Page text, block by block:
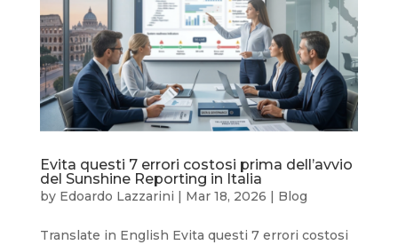
Evita questi 7 errori costosi prima dell’avvio
del Sunshine Reporting in Italia
by Edoardo Lazzarini | Mar 18, 2026 | Blog
Translate in English Evita questi 7 errori costosi